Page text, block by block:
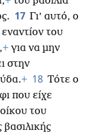
17 Γι’ αυτό, ο
του
+ για να μην
στην
+ 18 Τότε ο
που είχε
του